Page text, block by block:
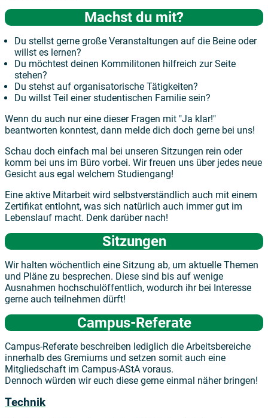
Machst du mit?
Du stellst gerne große Veranstaltungen auf die Beine oder
willst es lernen?
Du möchtest deinen Kommilitonen hilfreich zur Seite
stehen?
Du stehst auf organisatorische Tätigkeiten?
Du willst Teil einer studentischen Familie sein?
Wenn du auch nur eine dieser Fragen mit "Ja klar!"
beantworten konntest, dann melde dich doch gerne bei uns!
Schau doch einfach mal bei unseren Sitzungen rein oder
komm bei uns im Büro vorbei. Wir freuen uns über jedes neue
Gesicht aus egal welchem Studiengang!
Eine aktive Mitarbeit wird selbstverständlich auch mit einem
Zertifikat entlohnt, was sich natürlich auch immer gut im
Lebenslauf macht. Denk darüber nach!
Sitzungen
Wir halten wöchentlich eine Sitzung ab, um aktuelle Themen
und Pläne zu besprechen. Diese sind bis auf wenige
Ausnahmen hochschulöffentlich, wodurch ihr bei Interesse
gerne auch teilnehmen dürft!
Campus-Referate
Campus-Referate beschreiben lediglich die Arbeitsbereiche
innerhalb des Gremiums und setzen somit auch eine
Mitgliedschaft im Campus-AStA voraus.
Dennoch würden wir euch diese gerne einmal näher bringen!
Technik